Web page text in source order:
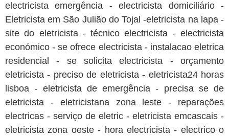
electricista emergência - electricista domiciliário -
Eletricista em São Julião do Tojal -eletricista na lapa -
site do eletricista - técnico electricista - electricista
económico - se ofrece electricista - instalacao eletrica
residencial - se solicita electricista - orçamento
eletricista - preciso de eletricista - eletricista24 horas
lisboa - eletricista de emergência - precisa se de
eletricista - eletricistana zona leste - reparações
electricas - serviço de eletric - eletricista emcascais -
eletricista zona oeste - hora electricista - electrico o